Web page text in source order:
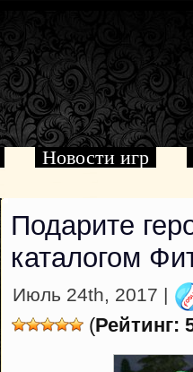
Новости игр
Подарите
каталогом
Июль 24th, 2017 |
(Рейтинг: